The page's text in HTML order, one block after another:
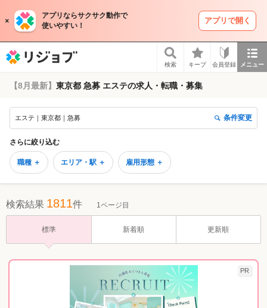
アプリならサクサク動作で
使いやすい！
アプリで開く
検索 キープ 会員登録 メニュー
【8月最新】 東京都 急募 エステの求人・転職・募集
エステ｜東京都｜急募 条件変更
さらに絞り込む
職種 ＋ エリア・駅 ＋ 雇用形態 ＋
検索結果 1811件 1ページ目
標準 新着順 更新順
PR